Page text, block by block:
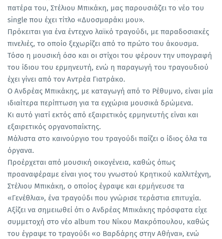
πατέρα του, Στέλιου Μπικάκη, μας παρουσιάζει το νέο του
single που έχει τίτλο «Δυοσμαράκι μου».
Πρόκειται για ένα έντεχνο λαϊκό τραγούδι, με παραδοσιακές
πινελιές, το οποίο ξεχωρίζει από το πρώτο του άκουσμα.
Τόσο η μουσική όσο και οι στίχοι του φέρουν την υπογραφή
του ίδιου του ερμηνευτή, ενώ η παραγωγή του τραγουδιού
έχει γίνει από τον Αντρέα Γιατράκο.
Ο Ανδρέας Μπικάκης, με καταγωγή από το Ρέθυμνο, είναι μία
ιδιαίτερα περίπτωση για τα εγχώρια μουσικά δρώμενα.
Κι αυτό γιατί εκτός από εξαιρετικός ερμηνευτής είναι και
εξαιρετικός οργανοπαίκτης.
Μάλιστα στο καινούργιο του τραγούδι παίζει ο ίδιος όλα τα
όργανα.
Προέρχεται από μουσική οικογένεια, καθώς όπως
προαναφέραμε είναι γιος του γνωστού Κρητικού καλλιτέχνη,
Στέλιου Μπικάκη, ο οποίος έγραψε και ερμήνευσε τα
«Γενέθλια», ένα τραγούδι που γνώρισε τεράστια επιτυχία.
Αξίζει να σημειωθεί ότι ο Ανδρέας Μπικάκης πρόσφατα είχε
συμμετοχή στο νέο album του Νίκου Μακρόπουλου, καθώς
του έγραψε το τραγούδι «ο Βαρδάρης στην Αθήνα», ενώ